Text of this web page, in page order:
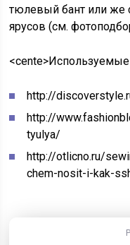
тюлевый бант или же
ярусов (см.
<cente>Используемые
http://
http://
tyulya/
http://otlicno.ru/
chem-nosit-i-kak-